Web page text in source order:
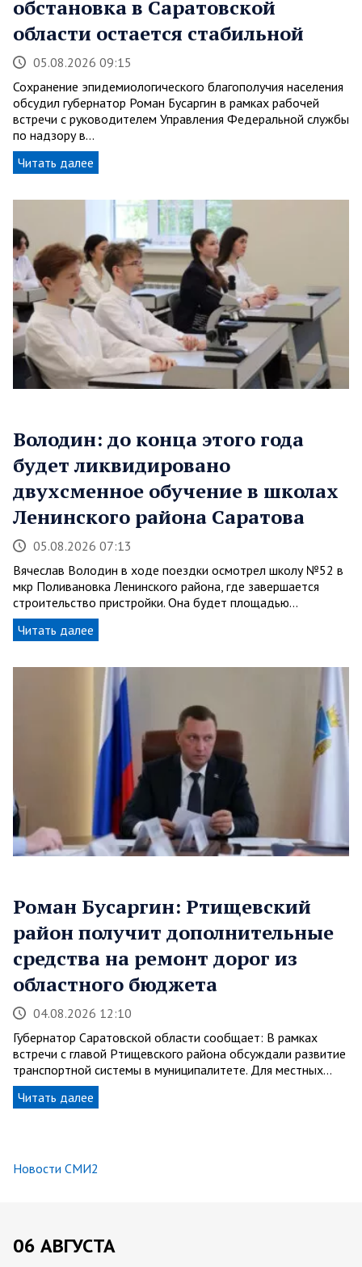
обстановка в Саратовской
области остается стабильной
05.08.2026 09:15
Сохранение эпидемиологического благополучия населения
обсудил губернатор Роман Бусаргин в рамках рабочей
встречи с руководителем Управления Федеральной службы
по надзору в…
Читать далее
Володин: до конца этого года
будет ликвидировано
двухсменное обучение в школах
Ленинского района Саратова
05.08.2026 07:13
Вячеслав Володин в ходе поездки осмотрел школу №52 в
мкр Поливановка Ленинского района, где завершается
строительство пристройки. Она будет площадью…
Читать далее
Роман Бусаргин: Ртищевский
район получит дополнительные
средства на ремонт дорог из
областного бюджета
04.08.2026 12:10
Губернатор Саратовской области сообщает: В рамках
встречи с главой Ртищевского района обсуждали развитие
транспортной системы в муниципалитете. Для местных…
Читать далее
Новости СМИ2
06 АВГУСТА